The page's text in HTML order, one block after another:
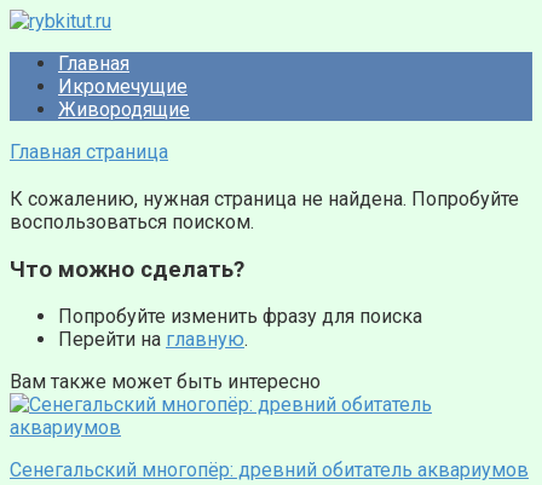
Перейти
контентуГлавная
Икромечущие
Живородящие
Главная страница
К сожалению, нужная страница не найдена. Попробуйте
воспользоваться поиском.
Что можно сделать?
Попробуйте изменить фразу для поиска
Перейти на главную.
Вам также может быть интересно
Сенегальский многопёр: древний обитатель аквариумов